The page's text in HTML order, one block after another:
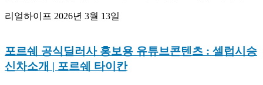
리얼하이프 2026년 3월 13일
포르쉐 공식딜러사 홍보용 유튜브콘텐츠 : 셀럽시승
신차소개 | 포르쉐 타이칸